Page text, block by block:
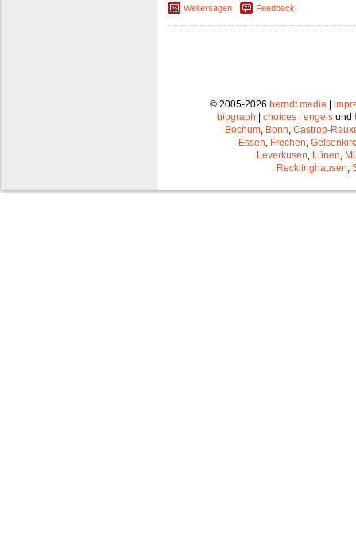
Weitersagen Feedback
© 2005-2026 berndt media|
biograph
choices engels und
Bochum, Bonn, Castrop-
Essen, Frechen,
Leverkusen, Lünen,
Recklinghausen,